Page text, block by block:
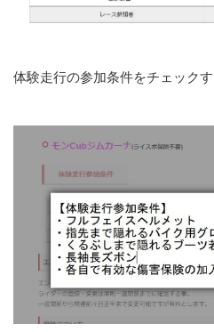
体験走行の参加条件をチェックす